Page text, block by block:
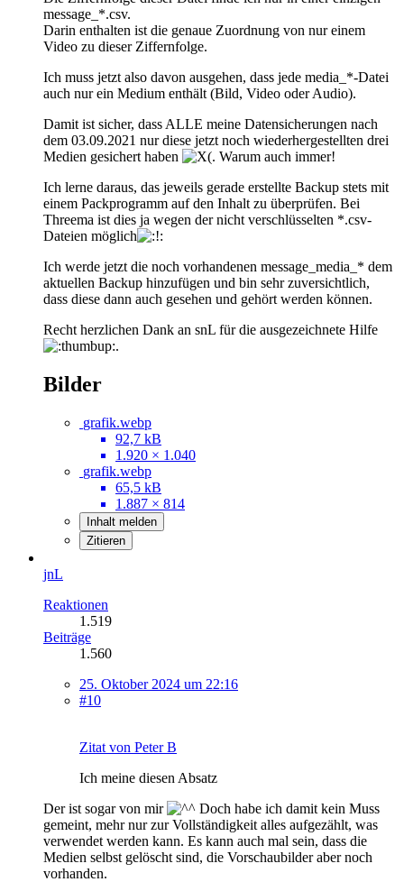
message_*.csv.
Darin enthalten ist die genaue Zuordnung von nur einem
Video zu dieser Ziffernfolge.
Ich muss jetzt also davon ausgehen, dass jede media_*-Datei
auch nur ein Medium enthält (Bild, Video oder Audio).
Damit ist sicher, dass ALLE meine Datensicherungen nach
dem 03.09.2021 nur diese jetzt noch wiederhergestellten drei
Medien gesichert haben
. Warum auch immer!
Ich lerne daraus, das jeweils gerade erstellte Backup stets mit
einem Packprogramm auf den Inhalt zu überprüfen. Bei
Threema ist dies ja wegen der nicht verschlüsselten *.csv-
Dateien möglich
Ich werde jetzt die noch vorhandenen message_media_* dem
aktuellen Backup hinzufügen und bin sehr zuversichtlich,
dass diese dann auch gesehen und gehört werden können.
Recht herzlichen Dank an snL für die ausgezeichnete Hilfe
.
Bilder
grafik.webp
92,7 kB
1.920 × 1.040
grafik.webp
65,5 kB
1.887 × 814
Inhalt melden
Zitieren
jnL
Reaktionen
1.519
Beiträge
1.560
25. Oktober 2024 um 22:16
#10
Zitat von Peter B
Ich meine diesen Absatz
Der ist sogar von mir
Doch habe ich damit kein Muss
gemeint, mehr nur zur Vollständigkeit alles aufgezählt, was
verwendet werden kann. Es kann auch mal sein, dass die
Medien selbst gelöscht sind, die Vorschaubilder aber noch
vorhanden.